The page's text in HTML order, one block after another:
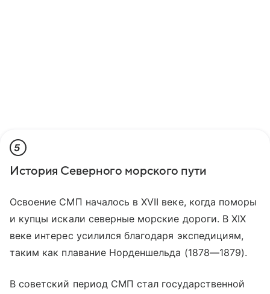
5
История Северного морского пути
Освоение СМП началось в XVII веке, когда поморы
и купцы искали северные морские дороги. В XIX
веке интерес усилился благодаря экспедициям,
таким как плавание Норденшельда (1878—1879).
В советский период СМП стал государственной